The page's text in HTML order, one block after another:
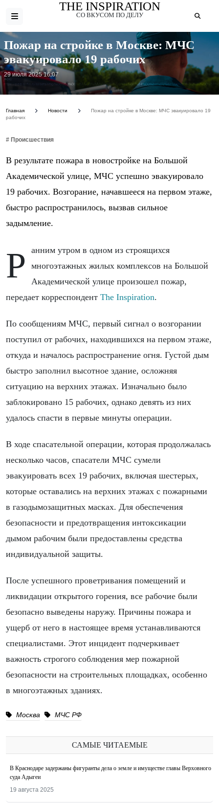
THE INSPIRATION
СО ВКУСОМ ПО ДЕЛУ
Фото:
https://www.rinfin.ru/assets/img/
Пожар на стройке в Москве: МЧС
эвакуировало 19 рабочих
29 июля 2025 16:07
Главная Новости
Пожар на стройке в Москве: МЧС эвакуировало 19
рабочих
# Происшествия
В результате пожара в новостройке на Большой
Академической улице, МЧС успешно эвакуировало
19 рабочих. Возгорание, начавшееся на первом этаже,
быстро распространилось, вызвав сильное
задымление.
Ранним утром в одном из строящихся
многоэтажных жилых комплексов на Большой
Академической улице произошел пожар,
передает корреспондент The Inspiration.
По сообщениям МЧС, первый сигнал о возгорании
поступил от рабочих, находившихся на первом этаже,
откуда и началось распространение огня. Густой дым
быстро заполнил высотное здание, осложняя
ситуацию на верхних этажах. Изначально было
заблокировано 15 рабочих, однако девять из них
удалось спасти в первые минуты операции.
В ходе спасательной операции, которая продолжалась
несколько часов, спасатели МЧС сумели
эвакуировать всех 19 рабочих, включая шестерых,
которые оставались на верхних этажах с пожарными
в газодымозащитных масках. Для обеспечения
безопасности и предотвращения интоксикации
дымом рабочим были предоставлены средства
индивидуальной защиты.
После успешного проветривания помещений и
ликвидации открытого горения, все рабочие были
безопасно выведены наружу. Причины пожара и
ущерб от него в настоящее время устанавливаются
специалистами. Этот инцидент подчеркивает
важность строгого соблюдения мер пожарной
безопасности на строительных площадках, особенно
в многоэтажных зданиях.
Москва МЧС РФ
САМЫЕ ЧИТАЕМЫЕ
В Краснодаре задержаны фигуранты дела о земле и имуществе главы Верховного
суда Адыгеи
19 августа 2025